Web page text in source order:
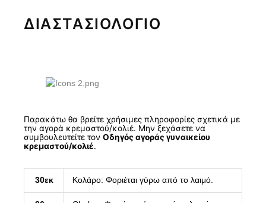
ΔΙΑΣΤΑΣΙΟΛΟΓΙΟ
Παρακάτω θα βρείτε χρήσιμες πληροφορίες σχετικά με
την αγορά κρεμαστού/κολιέ. Μην ξεχάσετε να
συμβουλευτείτε τον Οδηγός αγοράς γυναικείου
κρεμαστού/κολιέ.
30εκ Κολάρο: Φοριέται γύρω από το λαιμό.